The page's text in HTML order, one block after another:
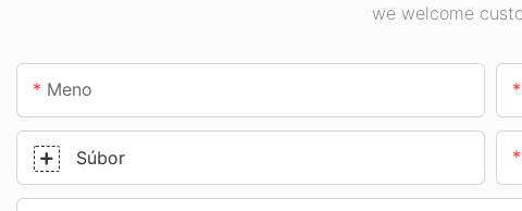
we welcome
Meno
Súbor